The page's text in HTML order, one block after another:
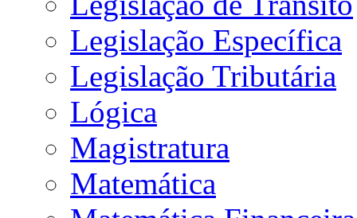
Legislação Específica
Legislação Tributária
Lógica
Magistratura
Matemática